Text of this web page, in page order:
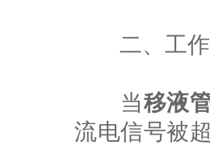
二、工作
当移液
流电信号被